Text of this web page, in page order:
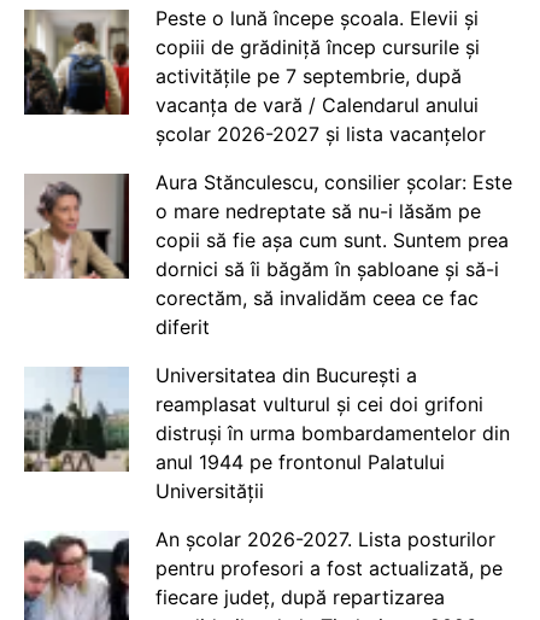
Peste o lună începe școala. Elevii și
copiii de grădiniță încep cursurile și
activitățile pe 7 septembrie, după
vacanța de vară / Calendarul anului
școlar 2026-2027 și lista vacanțelor
Aura Stănculescu, consilier școlar: Este
o mare nedreptate să nu-i lăsăm pe
copii să fie așa cum sunt. Suntem prea
dornici să îi băgăm în șabloane și să-i
corectăm, să invalidăm ceea ce fac
diferit
Universitatea din București a
reamplasat vulturul și cei doi grifoni
distruși în urma bombardamentelor din
anul 1944 pe frontonul Palatului
Universității
An școlar 2026-2027. Lista posturilor
pentru profesori a fost actualizată, pe
fiecare județ, după repartizarea